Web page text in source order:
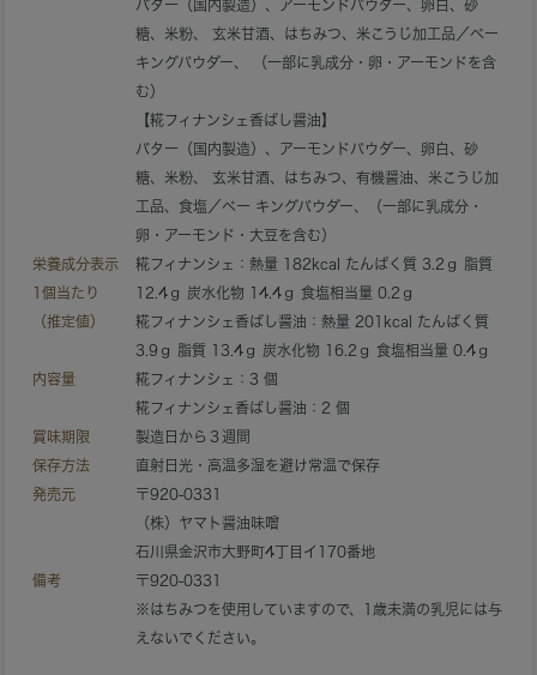
バター（国内製造）、アーモンドパウダー、卵白、砂
糖、米粉、 玄米甘酒、はちみつ、米こうじ加工品／ベー
キングパウダー、 （一部に乳成分・卵・アーモンドを含
む）
【糀フィナンシェ香ばし醤油】
バター（国内製造）、アーモンドパウダー、卵白、砂
糖、米粉、 玄米甘酒、はちみつ、有機醤油、米こうじ加
工品、食塩／ベー キングパウダー、（一部に乳成分・
卵・アーモンド・大豆を含む）
栄養成分表示
1個当たり
（推定値）
糀フィナンシェ：熱量 182kcal たんぱく質 3.2ｇ 脂質
12.4ｇ 炭水化物 14.4ｇ 食塩相当量 0.2ｇ
糀フィナンシェ香ばし醤油：熱量 201kcal たんぱく質
3.9ｇ 脂質 13.4ｇ 炭水化物 16.2ｇ 食塩相当量 0.4ｇ
内容量
糀フィナンシェ：3 個
糀フィナンシェ香ばし醤油：2 個
賞味期限
製造日から３週間
保存方法
直射日光・高温多湿を避け常温で保存
発売元
〒920-0331
（株）ヤマト醤油味噌
石川県金沢市大野町4丁目イ170番地
備考
〒920-0331
※はちみつを使用していますので、1歳未満の乳児には与
えないでください。